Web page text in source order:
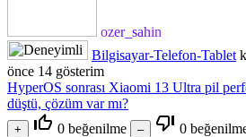
ozer_sahin
Bilgisayar-Telefon-Tablet
önce 14 gösterim
HyperOS sonrası Xiaomi 13 Ultra pil
düştü, çözüm var mı?
thumb_up_off_alt 0 beğenilme thumb_down_off_alt 0